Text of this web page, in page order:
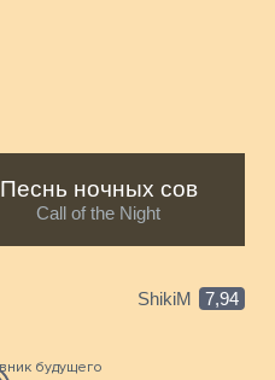
Песнь ночных сов
Call of the Night
ShikiM 7,94